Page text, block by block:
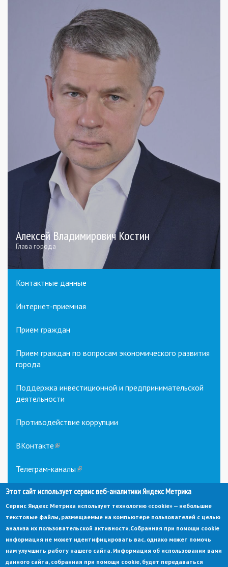
Алексей Владимирович Костин
Глава города
Контактные данные
Интернет-приемная
Прием граждан
Прием граждан по вопросам экономического развития
города
Поддержка инвестиционной и предпринимательской
деятельности
Противодействие коррупции
ВКонтакте(link
external)
Телеграм-каналы(link
external)
Этот сайт использует сервис веб-аналитики Яндекс Метрика
Сервис Яндекс Метрика использует технологию «cookie» — небольшие
текстовые файлы, размещаемые на компьютере пользователей с целью
анализа их пользовательской активности.Собранная при помощи cookie
информация не может идентифицировать вас, однако может помочь
нам улучшить работу нашего сайта. Информация об использовании вами
данного сайта, собранная при помощи cookie, будет передаваться